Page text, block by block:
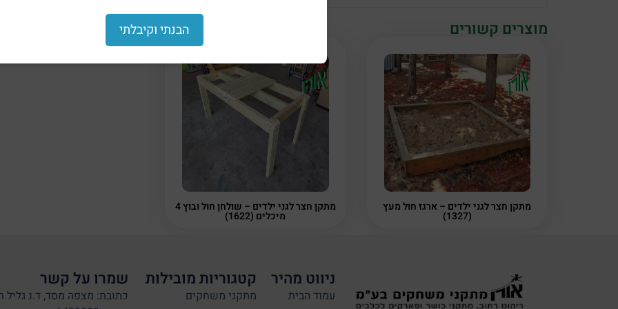
מוצרים קשורים
מתקן חצר לגני ילדים – ארגז חול מעץ
(1327)
מתקן חצר לגני ילדים – שולחן חול ובוץ 4
מיכלים (1622)
ניווט מהיר
עמוד הבית
קטגוריות מובילות
מתקני משחקים
שמרו על קשר
כתובת: מצפה מסד, ד.נ גליל
הבנתי וקיבלתי